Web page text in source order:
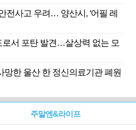
전사고 우려… 양산시, '어필 레
로서 포탄 발견…살상력 없는 모
망한 울산 한 정신의료기관 폐원
주말엔&라이프